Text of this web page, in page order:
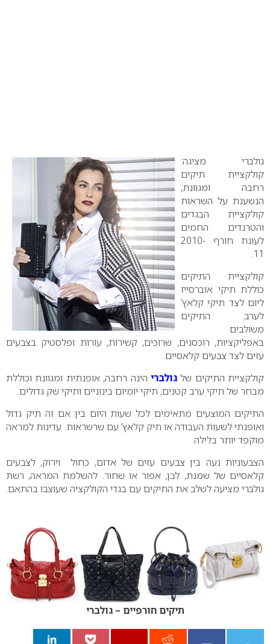
גולברי מציגה:
קולקציית תיקים
רחבה ומגוונת,
הנשענת על השראות
קולקציית הבגדים
והטרנדים החמים
לעונת חורף 2010-
11.
קולקציית התיקים
כוללת תיקי אוברסייז
ליום לצד תיקי קלאץ’
לערב. התיקים
משולבים
באפליקציות, רוכסנים, שרוכים, קשירות, עורות ופלסטיק בצבעים
עזים לצד צבעים קלאסיים.
קולקציית התיקים שלגולברי הינה רחבה, אופנתית ומגוונת וכוללת
מבחר של תיקי ערב קטנים, תיקי יומיום בינוניים ותיקי שק גדולים.
התיקים המוצעים מתאימים לכל שעות היום בין אם זה תיק גדול
ואופנתי לשעות העבודה או תיק קלאץ’ עם שרשראות עדינות למראה
מוקפד יותר בלילה.
הצבעוניות נעה בין צבעים עזים של אדום, כחול וירוק, לצבעים
קלאסיים של שמנת, לבן, אפור או שחור. להשלמת המראה, רשת
גולברי מציעה לשלב את התיקים עם בגדי הקולקציה שעוצבו בהתאם.
תיקים חורפיים – גולברי